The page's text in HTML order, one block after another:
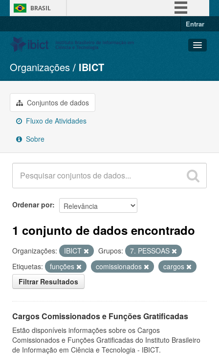
BRASIL
Entrar
Conjuntos de dados
Organizações
Grupos
Sobre
Organizações IBICT
Conjuntos de dados
Fluxo de Atividades
Sobre
Ordenar por
1 conjunto de dados encontrado
Organizações: IBICT Grupos:
7. PESSOAS
Etiquetas:
funções comissionados
cargos
Filtrar Resultados
Cargos Comissionados e Funções Gratificadas
Estão disponíveis informações sobre os Cargos
Comissionados e Funções Gratificadas do Instituto Brasileiro
de Informação em Ciência e Tecnologia - IBICT.